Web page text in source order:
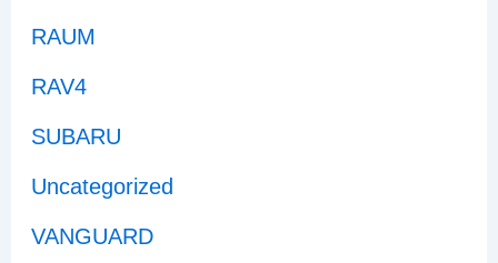
RAUM
RAV4
SUBARU
Uncategorized
VANGUARD